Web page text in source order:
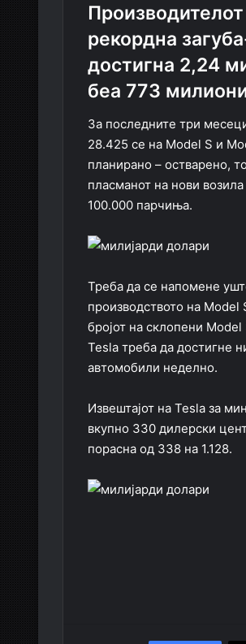
рекордна
достигна 2,24
беа 773
За последните три
28.425 се на Model S и
планирано – остварено,
пласманот на нови
100.000 парчиња.
Треба да се напомене
производството на
бројот на склопени
Tesla треба да достигне
автомобили неделно.
Извештајот на Tesla за
вкупно 330 дилерски
порасна од 338 на 1.128.